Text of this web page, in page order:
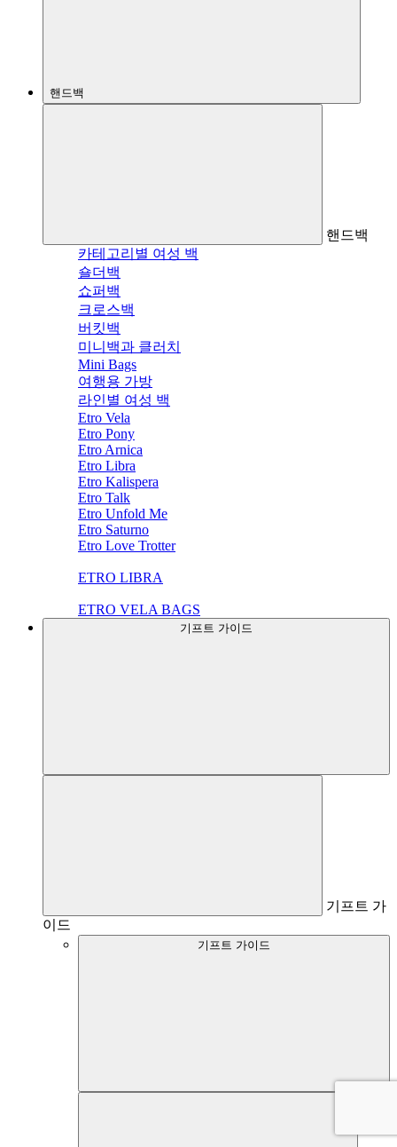
핸드백
핸드백
카테고리별 여성 백
숄더백
쇼퍼백
크로스백
버킷백
미니백과 클러치
Mini Bags
여행용 가방
라인별 여성 백
Etro Vela
Etro Pony
Etro Arnica
Etro Libra
Etro Kalispera
Etro Talk
Etro Unfold Me
Etro Saturno
Etro Love Trotter
ETRO LIBRA
ETRO VELA BAGS
기프트 가이드
기프트 가
이드
기프트 가이드